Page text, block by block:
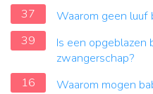
37
Waarom geen luuf
39
Is een opgeblazen
zwangerschap?
16
Waarom mogen